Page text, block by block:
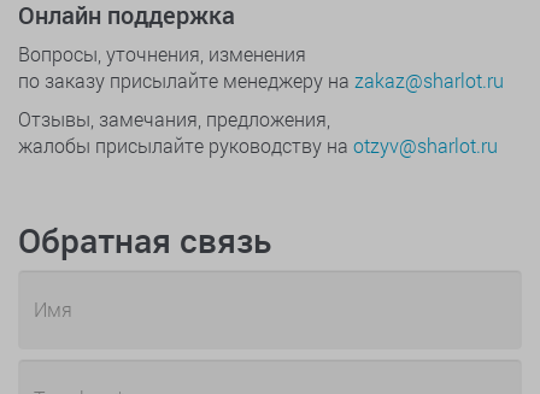
Онлайн поддержка
Вопросы, уточнения, изменения
по заказу присылайте менеджеру на zakaz@sharlot.ru
Отзывы, замечания, предложения,
жалобы присылайте руководству на otzyv@sharlot.ru
Обратная связь